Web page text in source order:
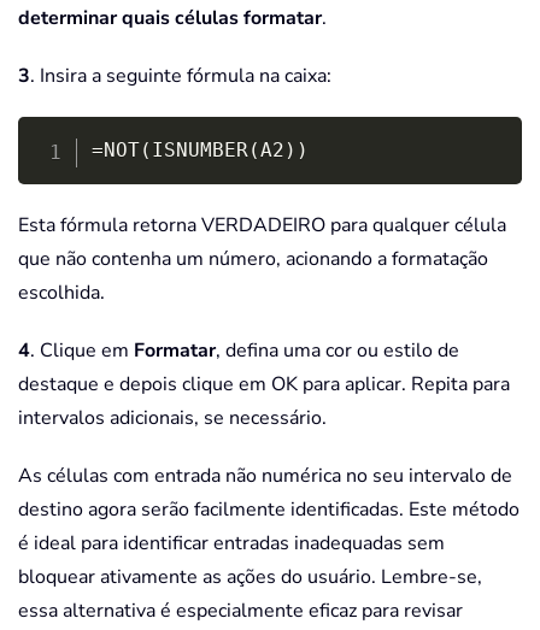
determinar quais células formatar.
3. Insira a seguinte fórmula na caixa:
=NOT(ISNUMBER(A2))
Esta fórmula retorna VERDADEIRO para qualquer célula
que não contenha um número, acionando a formatação
escolhida.
4. Clique em Formatar, defina uma cor ou estilo de
destaque e depois clique em OK para aplicar. Repita para
intervalos adicionais, se necessário.
As células com entrada não numérica no seu intervalo de
destino agora serão facilmente identificadas. Este método
é ideal para identificar entradas inadequadas sem
bloquear ativamente as ações do usuário. Lembre-se,
essa alternativa é especialmente eficaz para revisar